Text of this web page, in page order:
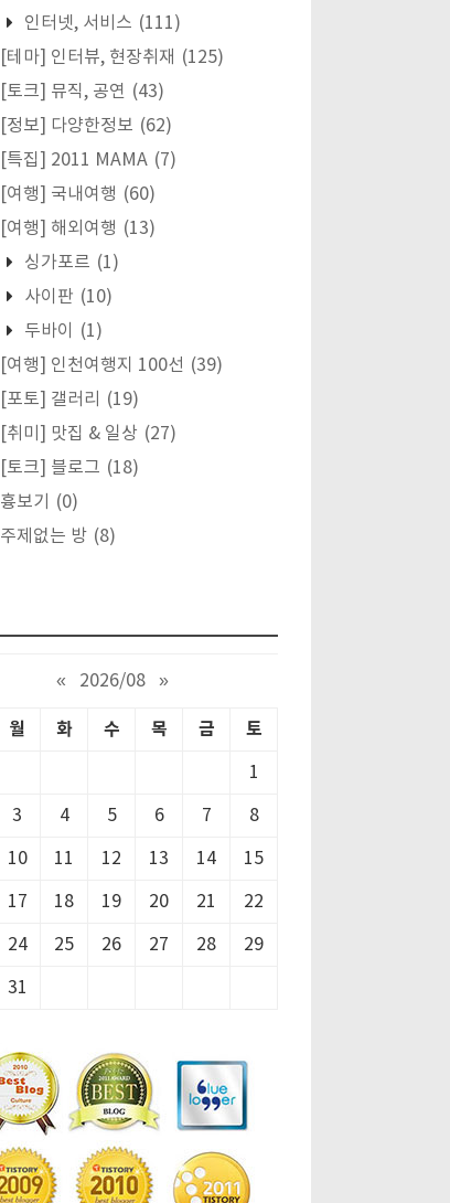
인터넷, 서비스 (111)
[테마] 인터뷰, 현장취재 (125)
[토크] 뮤직, 공연 (43)
[정보] 다양한정보 (62)
[특집] 2011 MAMA (7)
[여행] 국내여행 (60)
[여행] 해외여행 (13)
싱가포르 (1)
사이판 (10)
두바이
(1)
[여행] 인천여행지 100선 (39)
[포토] 갤러리
(19)
[취미] 맛집 & 일상 (27)
[토크] 블로그 (18)
흉보기
(0)
주제없는 방 (8)
« 2026/08 »
월 화 수 목 금 토
1
3 4 5 6 7 8
10 11 12 13 14 15
17 18 19 20 21 22
24 25 26 27 28 29
31